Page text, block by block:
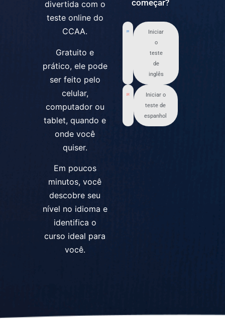
divertida com o
teste online do
CCAA.
Gratuito e
prático, ele pode
ser feito pelo
celular,
computador ou
tablet, quando e
onde você
quiser.
Em poucos
minutos, você
descobre seu
nível no idioma e
identifica o
curso ideal para
você.
começar?
Iniciar
o
teste
de
inglês
Iniciar o
teste de
espanhol